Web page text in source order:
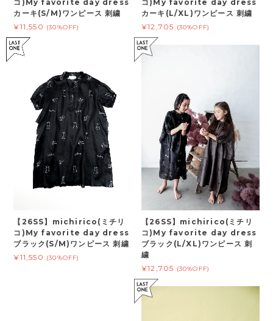
コ)My favorite day dress
カーキ(S/M)ワンピース 刺繍
¥11,550 (30%OFF)
コ)My favorite day dress
カーキ(L/XL)ワンピース 刺繍
¥12,705 (30%OFF)
【26SS】michirico(ミチリ
コ)My favorite day dress
ブラック(S/M)ワンピース 刺繍
¥11,550 (30%OFF)
【26SS】michirico(ミチリ
コ)My favorite day dress
ブラック(L/XL)ワンピース 刺
繍
¥12,705 (30%OFF)